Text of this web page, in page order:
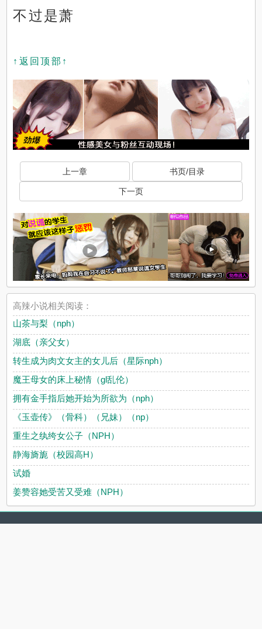
不过是萧
↑返回顶部↑
上一章 书页/目录
下一页
高辣小说相关阅读：
山茶与梨（nph）
湖底（亲父女）
转生成为肉文女主的女儿后（星际nph）
魔王母女的床上秘情（gl乱伦）
拥有金手指后她开始为所欲为（nph）
《玉壶传》（骨科）（兄妹）（np）
重生之纨绔女公子（NPH）
静海旖旎（校园高H）
试婚
姜赞容她受苦又受难（NPH）